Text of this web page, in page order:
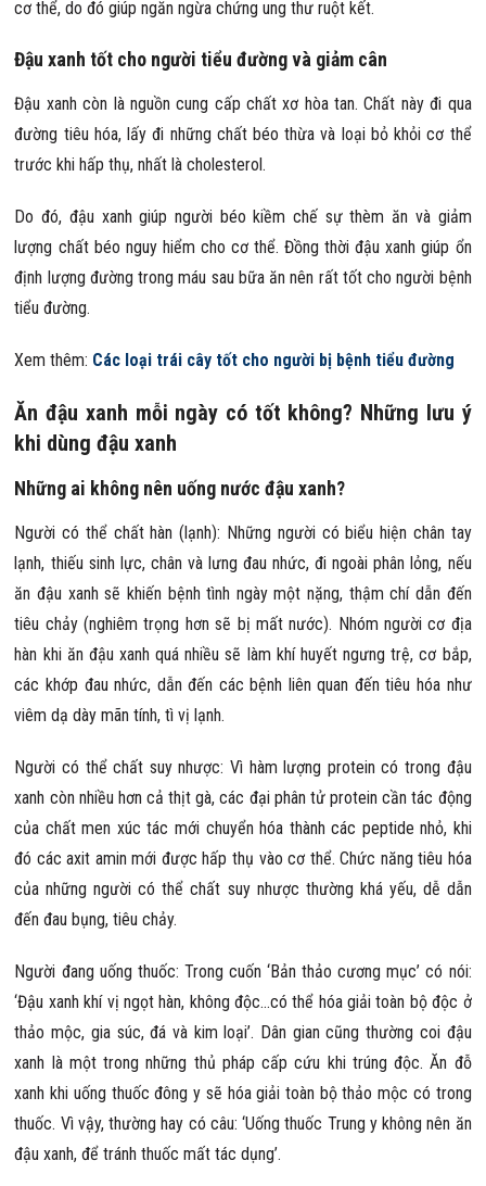
cơ thể, do đó giúp ngăn ngừa chứng ung thư ruột kết.
Đậu xanh tốt cho người tiểu đường và giảm cân
Đậu xanh còn là nguồn cung cấp chất xơ hòa tan. Chất này đi qua
đường tiêu hóa, lấy đi những chất béo thừa và loại bỏ khỏi cơ thể
trước khi hấp thụ, nhất là cholesterol.
Do đó, đậu xanh giúp người béo kiềm chế sự thèm ăn và giảm
lượng chất béo nguy hiểm cho cơ thể. Đồng thời đậu xanh giúp ổn
định lượng đường trong máu sau bữa ăn nên rất tốt cho người bệnh
tiểu đường.
Xem thêm: Các loại trái cây tốt cho người bị bệnh tiểu đường
Ăn đậu xanh mỗi ngày có tốt không? Những lưu ý
khi dùng đậu xanh
Những ai không nên uống nước đậu xanh?
Người có thể chất hàn (lạnh): Những người có biểu hiện chân tay
lạnh, thiếu sinh lực, chân và lưng đau nhức, đi ngoài phân lỏng, nếu
ăn đậu xanh sẽ khiến bệnh tình ngày một nặng, thậm chí dẫn đến
tiêu chảy (nghiêm trọng hơn sẽ bị mất nước). Nhóm người cơ địa
hàn khi ăn đậu xanh quá nhiều sẽ làm khí huyết ngưng trệ, cơ bắp,
các khớp đau nhức, dẫn đến các bệnh liên quan đến tiêu hóa như
viêm dạ dày mãn tính, tì vị lạnh.
Người có thể chất suy nhược: Vì hàm lượng protein có trong đậu
xanh còn nhiều hơn cả thịt gà, các đại phân tử protein cần tác động
của chất men xúc tác mới chuyển hóa thành các peptide nhỏ, khi
đó các axit amin mới được hấp thụ vào cơ thể. Chức năng tiêu hóa
của những người có thể chất suy nhược thường khá yếu, dễ dẫn
đến đau bụng, tiêu chảy.
Người đang uống thuốc: Trong cuốn ‘Bản thảo cương mục’ có nói:
‘Đậu xanh khí vị ngọt hàn, không độc…có thể hóa giải toàn bộ độc ở
thảo mộc, gia súc, đá và kim loại’. Dân gian cũng thường coi đậu
xanh là một trong những thủ pháp cấp cứu khi trúng độc. Ăn đỗ
xanh khi uống thuốc đông y sẽ hóa giải toàn bộ thảo mộc có trong
thuốc. Vì vậy, thường hay có câu: ‘Uống thuốc Trung y không nên ăn
đậu xanh, để tránh thuốc mất tác dụng’.